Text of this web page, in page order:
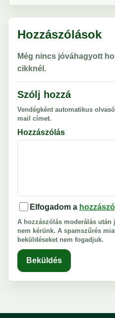
Hozzászólások
Még nincs jóváhagyott
cikknél.
Szólj hozzá
Vendégként automatikus
mail címet.
Hozzászólás
Elfogadom a
A hozzászólás moderálás
nem kérünk. A spamszűrés
beküldéseket nem fogadjuk.
Beküldés